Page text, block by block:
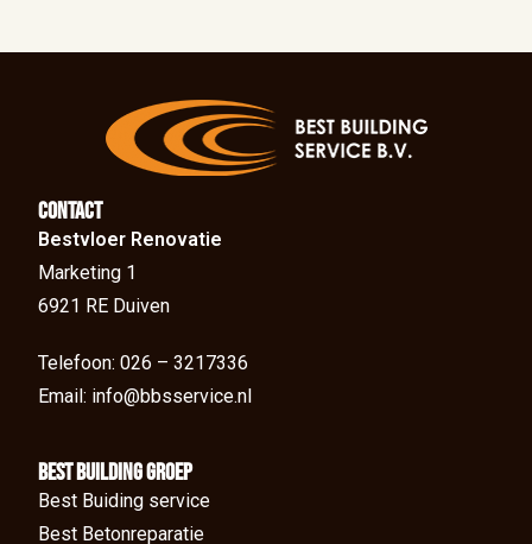
Contact
Bestvloer Renovatie
Marketing 1
6921 RE Duiven
Telefoon: 026 – 3217336
Email: info@bbsservice.nl
BEst Building groep
Best Buiding service
Best Betonreparatie